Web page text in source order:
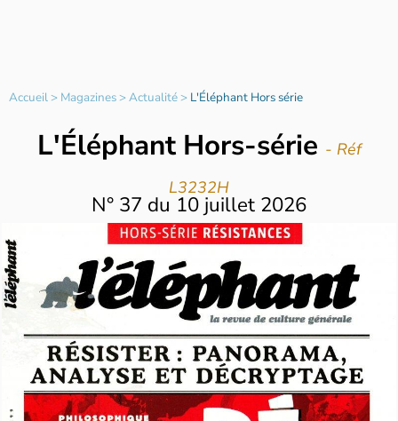
Accueil> Magazines>Actualité> L'Éléphant Hors série
L'Éléphant Hors-série - Réf
L3232H
N° 37 du 10 juillet 2026